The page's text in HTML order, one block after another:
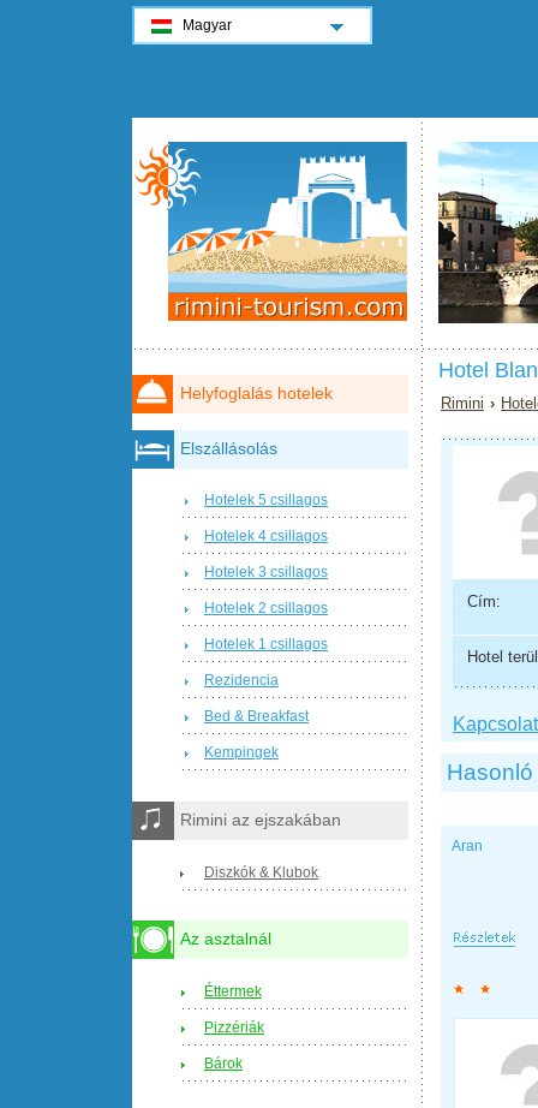
Hotel
Rimini ›
Cím:
Hotel
Aran
Helyfoglalás hotelek
Elszállásolás
Hotelek 5 csillagos
Hotelek 4 csillagos
Hotelek 3 csillagos
Hotelek 2 csillagos
Hotelek 1 csillagos
Rezidencia
Bed & Breakfast
Kempingek
Rimini az ejszakában
Diszkók & Klubok
Az asztalnál
Éttermek
Pizzériák
Bárok
Magyar